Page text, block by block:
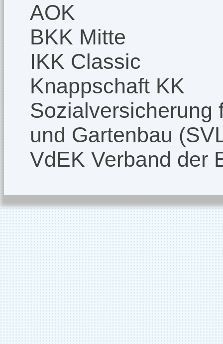
AOK
BKK Mitte
IKK Classic
Knappschaft KK
Sozialversicherung
und Gartenbau
VdEK Verband der